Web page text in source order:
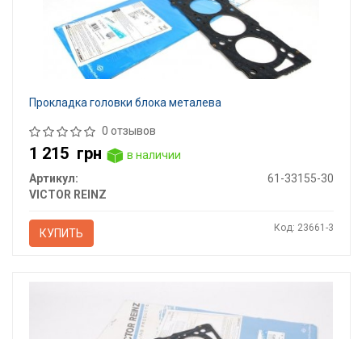
Прокладка головки блока металева
0 отзывов
1 215 грн
в наличии
Артикул:
61-33155-30
VICTOR REINZ
КУПИТЬ Код: 23661-3